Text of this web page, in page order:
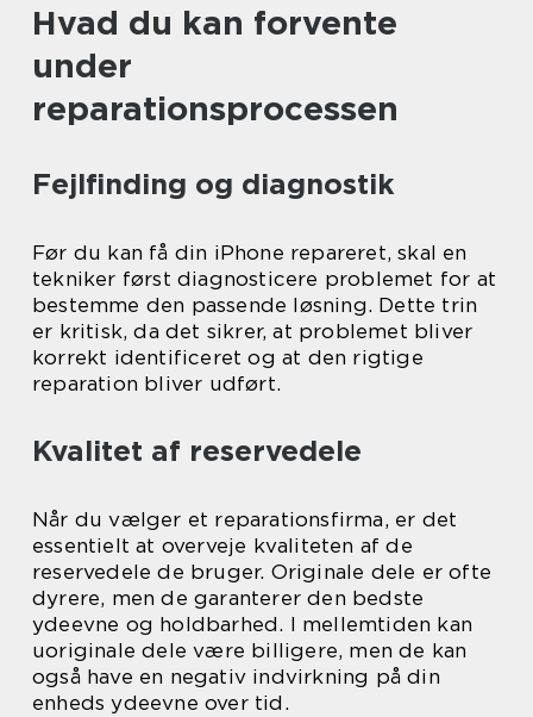
Hvad du kan forvente
under
reparationsprocessen
Fejlfinding og diagnostik
Før du kan få din iPhone repareret, skal en
tekniker først diagnosticere problemet for at
bestemme den passende løsning. Dette trin
er kritisk, da det sikrer, at problemet bliver
korrekt identificeret og at den rigtige
reparation bliver udført.
Kvalitet af reservedele
Når du vælger et reparationsfirma, er det
essentielt at overveje kvaliteten af de
reservedele de bruger. Originale dele er ofte
dyrere, men de garanterer den bedste
ydeevne og holdbarhed. I mellemtiden kan
uoriginale dele være billigere, men de kan
også have en negativ indvirkning på din
enheds ydeevne over tid.